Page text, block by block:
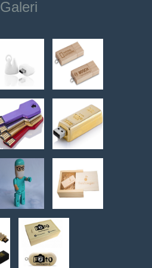
Galeri